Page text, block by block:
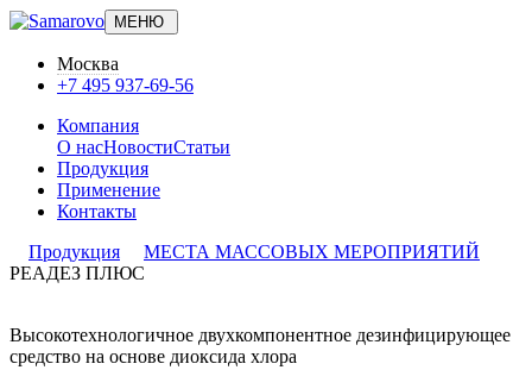
МЕНЮ
Москва
+7 495 937-69-56
Компания
О насНовостиСтатьи
Продукция
Применение
Контакты
Продукция
МЕСТА МАССОВЫХ МЕРОПРИЯТИЙ
РЕАДЕЗ ПЛЮС
Высокотехнологичное двухкомпонентное дезинфицирующее
средство на основе диоксида хлора